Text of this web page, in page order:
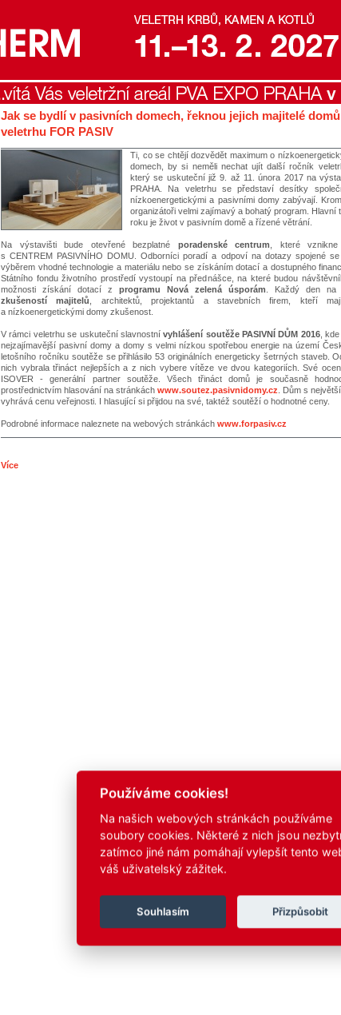
Jak se bydlí v pasivních domech, řeknou jejich majitelé
veletrhu FOR PASIV
Ti, co se chtějí dozvědět maximum o
domech, by si neměli nechat ujít další ročník
který se uskuteční již 9. až 11. února 2017 na
PRAHA. Na veletrhu se představí desítky
nízkoenergetickými a pasivními domy zabývají.
organizátoři velmi zajímavý a bohatý program. Hlavní
roku je život v pasivním domě a řízené větrání.
Na výstavišti bude otevřené bezplatné poradenské centrum , které
s CENTREM PASIVNÍHO DOMU. Odborníci poradí a odpoví na dotazy spojené se
výběrem vhodné technologie a materiálu nebo se získáním dotací a dostupného
Státního fondu životního prostředí vystoupí na přednášce, na které budou
možnosti získání dotací z programu Nová zelená úsporám . Každý den na
zkušeností majitelů
, architektů, projektantů a stavebních firem, kteří
a nízkoenergetickými domy zkušenost.
V rámci veletrhu se uskuteční slavnostnívyhlášení soutěže PASIVNÍ DŮM 2016, kde
nejzajímavější pasivní domy a domy s velmi nízkou spotřebou energie na území
letošního ročníku soutěže se přihlásilo 53 originálních energeticky šetrných staveb.
nich vybrala třináct nejlepších a z nich vybere vítěze ve dvou kategoriích. Své
ISOVER - generální partner soutěže. Všech třináct domů je současně
prostřednictvím hlasování na stránkách www.soutez.pasivnidomy.cz . Dům s
vyhrává cenu veřejnosti. I hlasující si přijdou na své, taktéž soutěží o hodnotné ceny.
Podrobné informace naleznete na webových stránkách www.forpasiv.cz
Více
Používáme cookies!
Na našich webových stránkách používáme
soubory cookies. Některé z nich jsou
zatímco jiné nám pomáhají vylepšít tento
váš uživatelský zážitek.
Souhlasím Přizpůsobit